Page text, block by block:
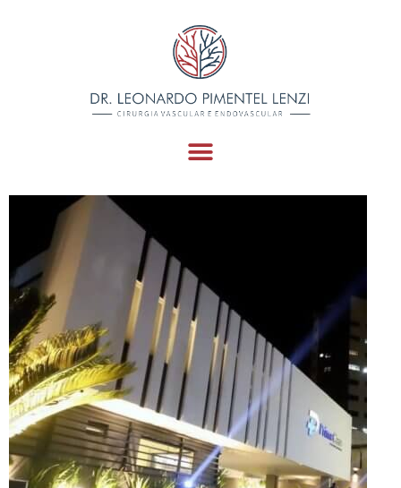
WhatsApp Image 2021
12 21 At 13.54.39